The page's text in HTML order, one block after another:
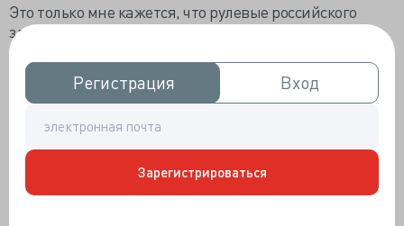
Регистрация
Регистрация Вход
Вход
Зарегистрироваться
Это только мне кажется, что рулевые российского
здравоохранения увлекаются фантазиями, не
нынешнему Сеньке шапку выбирают - сильно на
вырост, а пока пусть по зиме в панамке ходит, авось
уши не отвалятся. Красивая мечта не всегда
рациональна, особенно про сохранение здоровья, за
чем дОлжно следить самому владельцу организма, а
медиков правильнее нацеливать на повышение
выявляемости развившегося и эффективность его
терапии.